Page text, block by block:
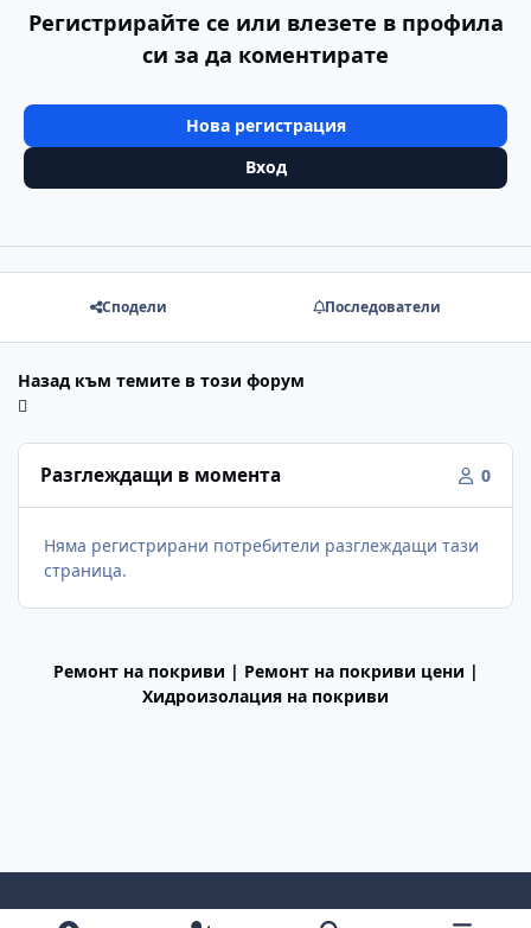
Регистрирайте се или влезете в профила
си за да коментирате
Нова регистрация
Вход
Сподели Последователи
Назад към темите в този форум
Разглеждащи в момента 0
Няма регистрирани потребители разглеждащи тази
страница.
Ремонт на покриви | Ремонт на покриви цени |
Хидроизолация на покриви